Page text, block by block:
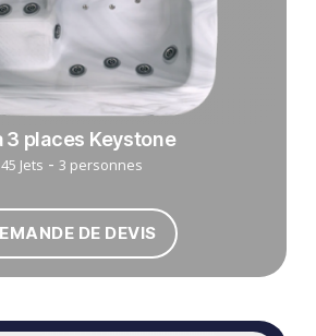
3 places Keystone
45 Jets - 3 personnes
DE DEVIS